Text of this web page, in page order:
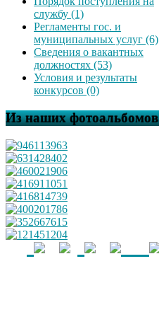
службу (1)
Регламенты гос. и
муниципальных услуг (6)
Сведения о вакантных
должностях (53)
Условия и результаты
конкурсов (0)
Из наших фотоальбомов